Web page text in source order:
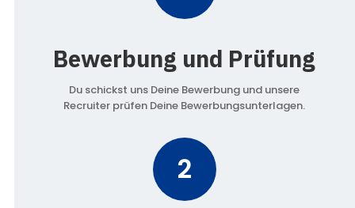
Bewerbung und Prüfung
Du schickst uns Deine Bewerbung und unsere
Recruiter prüfen Deine Bewerbungsunterlagen.
2